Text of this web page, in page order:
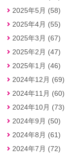
2025年5月 (58)
2025年4月 (55)
2025年3月 (67)
2025年2月 (47)
2025年1月 (46)
2024年12月 (69)
2024年11月 (60)
2024年10月 (73)
2024年9月 (50)
2024年8月 (61)
2024年7月 (72)